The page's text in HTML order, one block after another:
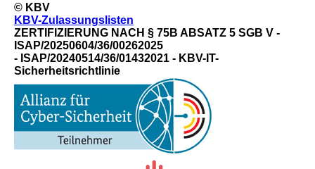
© KBV
KBV-Zulassungslisten
ZERTIFIZIERUNG NACH § 75B ABSATZ 5 SGB V -
ISAP/20250604/36/00262025
- ISAP/20240514/36/01432021 - KBV-IT-
Sicherheitsrichtlinie